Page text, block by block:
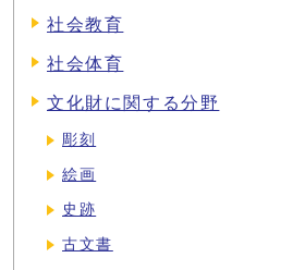
社会教育
社会体育
文化財に関する分野
彫刻
絵画
史跡
古文書